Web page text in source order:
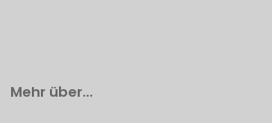
Mehr über...